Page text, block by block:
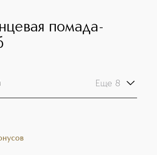
помада-
Еще 8